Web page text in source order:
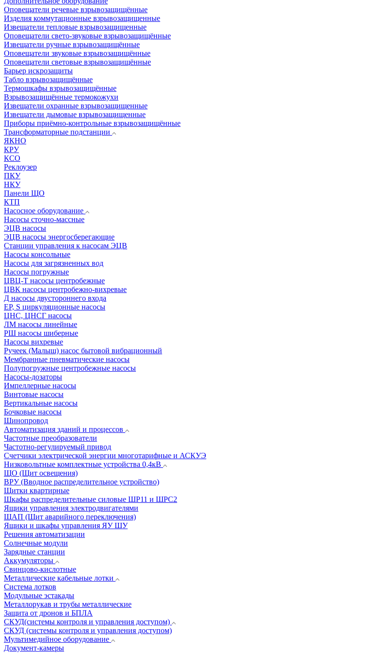
Оповещатели речевые взрывозащищённые
Изделия коммутационные взрывозащищенные
Извещатели тепловые взрывозащищенные
Оповещатели свето-звуковые взрывозащищённые
Извещатели ручные взрывозащищённые
Оповещатели звуковые взрывозащищённые
Оповещатели световые взрывозащищённые
Барьер искрозащиты
Табло взрывозащищённые
Термошкафы взрывозащищённые
Взрывозащищённые термокожухи
Извещатели охранные взрывозащищенные
Извещатели дымовые взрывозащищенные
Приборы приёмно-контрольные взрывозащищённые
Трансформаторные подстанции
ЯКНО
КРУ
КСО
Реклоузер
ПКУ
НКУ
Панели ЩО
КТП
Насосное оборудование
Насосы сточно-массные
ЭЦВ насосы
ЭЦВ насосы энергосберегающие
Станции управления к насосам ЭЦВ
Насосы консольные
Насосы для загрязненных вод
Насосы погружные
ЦВЦ-Т насосы центробежные
ЦВК насосы центробежно-вихревые
Д насосы двустороннего входа
EP, S циркуляционные насосы
ЦНС, ЦНСГ насосы
ЛМ насосы линейные
РШ насосы шиберные
Насосы вихревые
Ручеек (Малыш) насос бытовой вибрационный
Мембранные пневматические насосы
Полупогружные центробежные насосы
Насосы-дозаторы
Импеллерные насосы
Винтовые насосы
Вертикальные насосы
Бочковые насосы
Шинопровод
Автоматизация зданий и процессов
Частотные преобразователи
Частотно-регулируемый привод
Счетчики электрической энергии многотарифные и АСКУЭ
Низковольтные комплектные устройства 0,4кВ
ЩО (Щит освещения)
ВРУ (Вводное распределительное устройство)
Щитки квартирные
Шкафы распределительные силовые ШР11 и ШРС2
Ящики управления электродвигателями
ЩАП (Щит аварийного переключения)
Ящики и шкафы управления ЯУ ШУ
Решения автоматизации
Солнечные модули
Зарядные станции
Аккумуляторы
Свинцово-кислотные
Металлические кабельные лотки
Система лотков
Модульные эстакады
Металлорукав и трубы металлические
Защита от дронов и БПЛА
СКУД(системы контроля и управления доступом)
СКУД (системы контроля и управления доступом)
Мультимедийное оборудование
Документ-камеры